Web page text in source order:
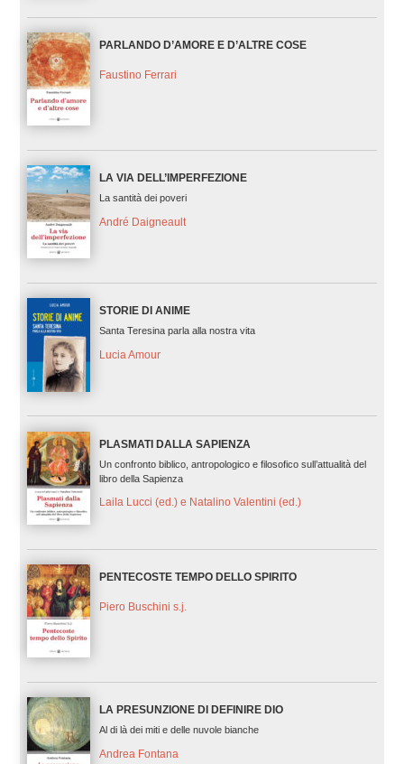
PARLANDO D’AMORE E D’ALTRE COSE
Faustino Ferrari
LA VIA DELL’IMPERFEZIONE
La santità dei poveri
André Daigneault
STORIE DI ANIME
Santa Teresina parla alla nostra vita
Lucia Amour
PLASMATI DALLA SAPIENZA
Un confronto biblico, antropologico e filosofico sull’attualità del
libro della Sapienza
Laila Lucci (ed.) e Natalino Valentini (ed.)
PENTECOSTE TEMPO DELLO SPIRITO
Piero Buschini s.j.
LA PRESUNZIONE DI DEFINIRE DIO
Al di là dei miti e delle nuvole bianche
Andrea Fontana